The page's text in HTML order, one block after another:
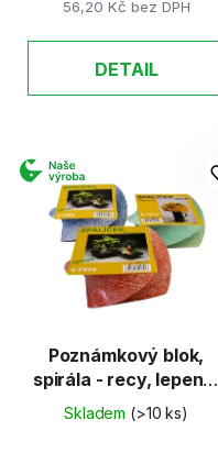
56,20 Kč bez DPH
DETAIL
Poznámkový blok,
spirála - recy, lepená,
9 x 9 x 4,5 cm
Skladem (>10 ks)